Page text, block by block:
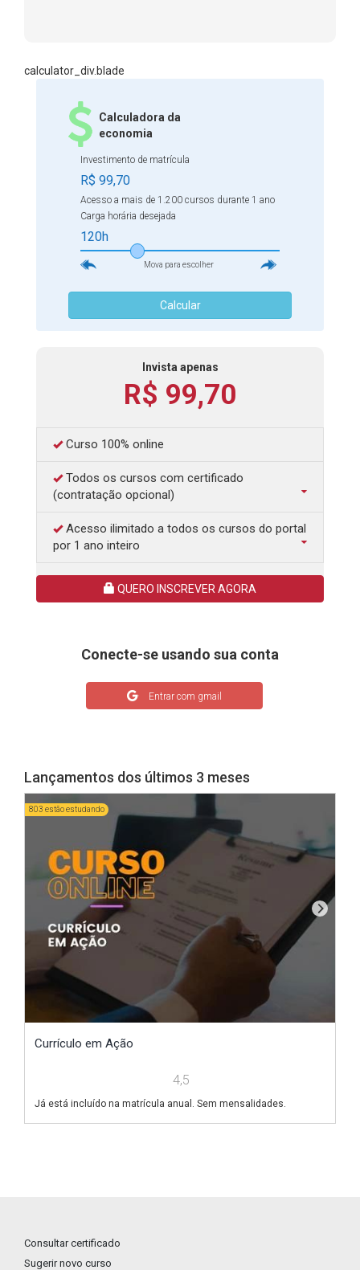
Sendo assim, a busca por novas informações se torna
conhecimento com um clique. Tudo isso nos auxilia na
escola, uma vez que é possível desenvolver práticas
pedagógicas mais próximas da realidade dos alunos,
além de mantê-los conectados à rede. Para tal, é preciso
que a escola e os professores estejam preparados para
lidar com as novas tecnologias para mediar a
aprendizagem, promovendo mudanças na forma de
ensinar e de aprender. Dessa maneira e com base nesta
discussão, o nosso portal criou o Curso Online Cultura
Digital e Redes Sociais que discute a cultura das redes e a
cultura digital na educação, os processos criativos e
calculator_div.blade
Calculadora da
economia
Investimento de matrícula
R$ 99,70
Acesso a mais de 1.200 cursos durante 1 ano
Carga horária desejada
120h
Mova para escolher
Calcular
Invista apenas
R$ 99,70
Curso 100% online
Todos os cursos com certificado
(contratação opcional)
Acesso ilimitado a todos os cursos do portal
por 1 ano inteiro
QUERO INSCREVER AGORA
Conecte-se usando sua conta
Entrar com gmail
Lançamentos dos últimos 3 meses
803 estão estudando
Currículo em Ação
4,5
Já está incluído na matrícula anual. Sem mensalidades.
Consultar certificado
Sugerir novo curso